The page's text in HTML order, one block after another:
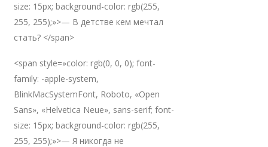
size: 15px; background-color: rgb(255,
255, 255);»>— В детстве кем мечтал
стать? </span>
<span style=»color: rgb(0, 0, 0); font-
family: -apple-system,
BlinkMacSystemFont, Roboto, «Open
Sans», «Helvetica Neue», sans-serif; font-
size: 15px; background-color: rgb(255,
255, 255);»>— Я никогда не